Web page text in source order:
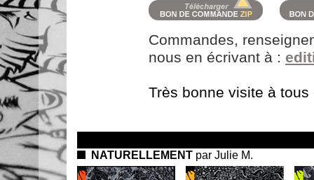
Commandes,
nous en écrivant à :
Très bonne visite à
NATURELLEMENT par Julie M.